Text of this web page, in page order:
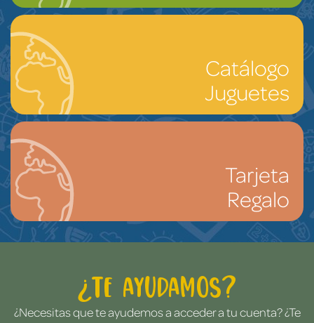
Catálogo
Juguetes
Tarjeta
Regalo
¿Te ayudamos?
¿Necesitas que te ayudemos a acceder a tu cuenta? ¿Te